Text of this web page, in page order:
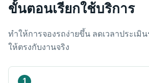
ขั้นตอนเรียกใช้บริการ
ทำให้การจองรถง่ายขึ้น ลดเวลาประเมิ
ให้ตรงกับงานจริง